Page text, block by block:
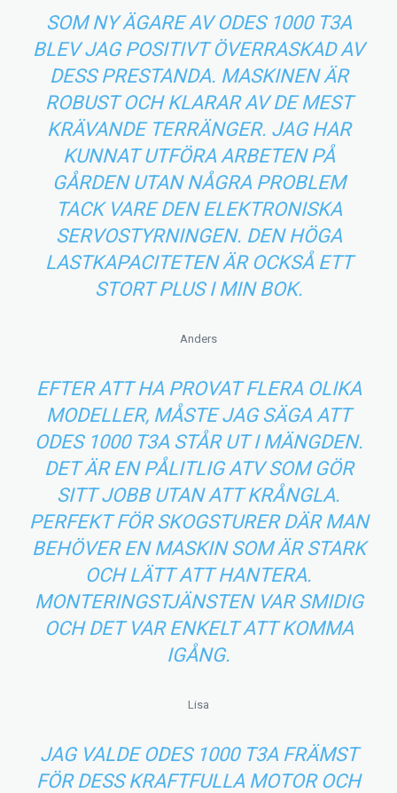
SOM NY ÄGARE AV ODES 1000 T3A
BLEV JAG POSITIVT ÖVERRASKAD AV
DESS PRESTANDA. MASKINEN ÄR
ROBUST OCH KLARAR AV DE MEST
KRÄVANDE TERRÄNGER. JAG HAR
KUNNAT UTFÖRA ARBETEN PÅ
GÅRDEN UTAN NÅGRA PROBLEM
TACK VARE DEN ELEKTRONISKA
SERVOSTYRNINGEN. DEN HÖGA
LASTKAPACITETEN ÄR OCKSÅ ETT
STORT PLUS I MIN BOK.
Anders
EFTER ATT HA PROVAT FLERA OLIKA
MODELLER, MÅSTE JAG SÄGA ATT
ODES 1000 T3A STÅR UT I MÄNGDEN.
DET ÄR EN PÅLITLIG ATV SOM GÖR
SITT JOBB UTAN ATT KRÅNGLA.
PERFEKT FÖR SKOGSTURER DÄR MAN
BEHÖVER EN MASKIN SOM ÄR STARK
OCH LÄTT ATT HANTERA.
MONTERINGSTJÄNSTEN VAR SMIDIG
OCH DET VAR ENKELT ATT KOMMA
IGÅNG.
Lisa
JAG VALDE ODES 1000 T3A FRÄMST
FÖR DESS KRAFTFULLA MOTOR OCH